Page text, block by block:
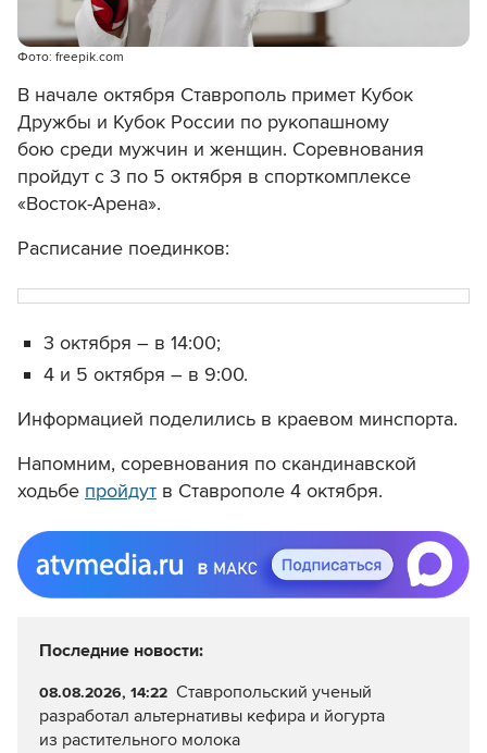
Фото: freepik.com
В начале октября Ставрополь примет Кубок
Дружбы и Кубок России по рукопашному
бою среди мужчин и женщин. Соревнования
пройдут с 3 по 5 октября в спорткомплексе
«Восток-Арена».
Расписание поединков:
3 октября – в 14:00;
4 и 5 октября – в 9:00.
Информацией поделились в краевом минспорта.
Напомним, соревнования по скандинавской
ходьбе пройдут в Ставрополе 4 октября.
Последние новости:
08.08.2026, 14:22 Ставропольский ученый
разработал альтернативы кефира и йогурта
из растительного молока